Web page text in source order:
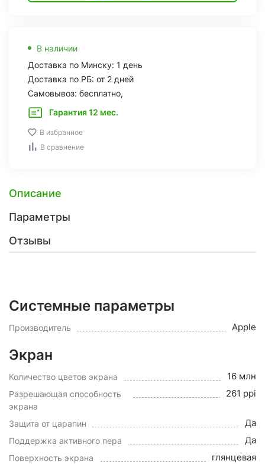
В наличии
Доставка по Минску: 1 день
Доставка по РБ: от 2 дней
Самовывоз: бесплатно,
Гарантия 12 мес.
В избранное
В сравнение
Описание
Параметры
Отзывы
Системные параметры
Производитель Apple
Экран
Количество цветов экрана 16 млн
Разрешающая способность
экрана
261 ppi
Защита от царапин Да
Поддержка активного пера Да
Поверхность экрана глянцевая